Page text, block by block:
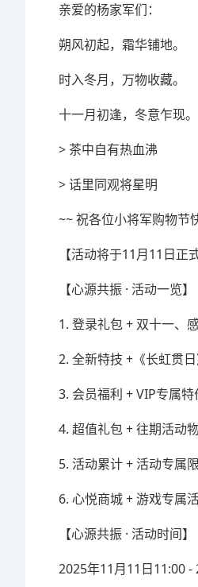
亲爱的杨家军们：
朔风初起，霜华铺地。
时入冬月，万物收藏。
十一月初逢，冬意乍现。
> 茶中自有热血沸
> 话里同观将星明
~~ 祝各位小将军购物节
【活动将于11月11日正
【心源共振 · 活动一览】
1. 登录礼包 + 双十一、
2. 全新特技 +《长虹贯日
3. 会员福利 + VIP专属
4. 超值礼包 + 往期活动
5. 活动累计 + 活动专属
6. 心悦商城 + 游戏专属
【心源共振 · 活动时间】
2025年11月11日11:00